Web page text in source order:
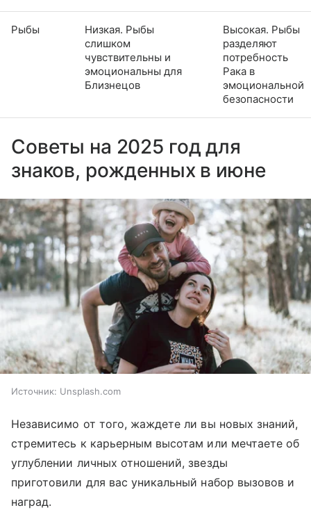
Рыбы
Низкая. Рыбы
слишком
чувствительны и
эмоциональны для
Близнецов
Высокая. Рыбы
разделяют
потребность
Рака в
эмоциональной
безопасности
Советы на 2025 год для
знаков, рожденных в июне
Источник: Unsplash.com
Независимо от того, жаждете ли вы новых знаний,
стремитесь к карьерным высотам или мечтаете об
углублении личных отношений, звезды
приготовили для вас уникальный набор вызовов и
наград.